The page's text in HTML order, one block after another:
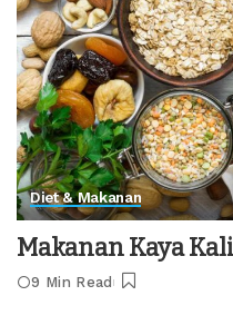
Diet & Makanan
Makanan Kaya
9 Min Read